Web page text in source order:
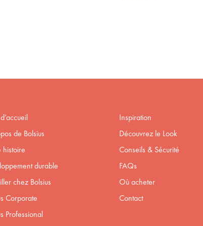
de Bolsius
durable
chez Bolsius
Corporate
Professional
Inspiration
Découvrez le Look
Conseils & Sécurité
FAQs
Où acheter
Contact